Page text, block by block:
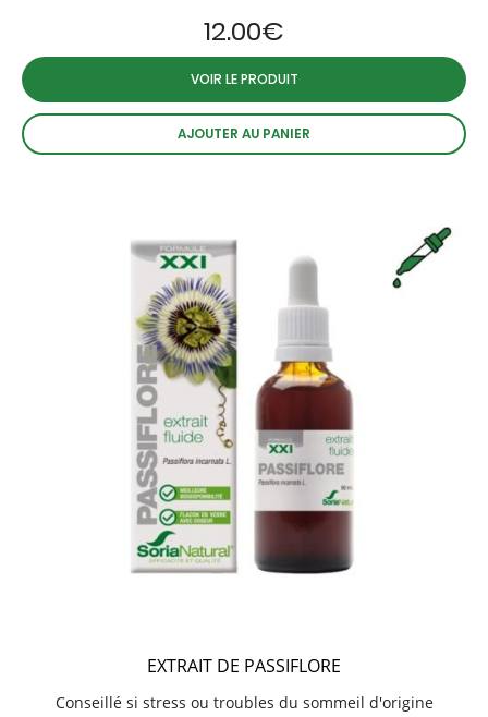
12.00€
VOIR LE PRODUIT
AJOUTER AU PANIER
EXTRAIT DE PASSIFLORE
Conseillé si stress ou troubles du sommeil d'origine